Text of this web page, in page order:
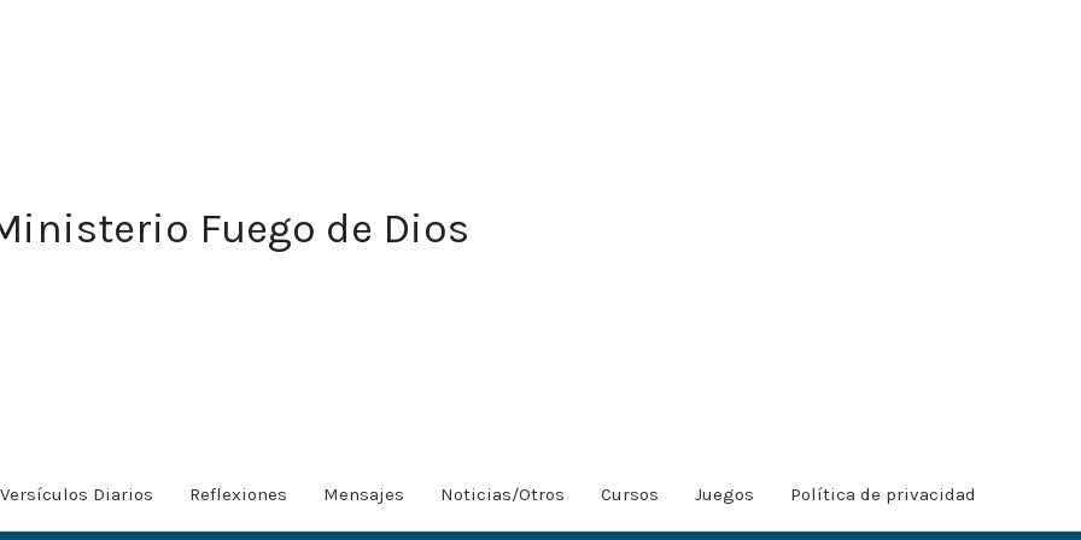
Fuego de Dios
Versículos Diarios Reflexiones Mensajes Noticias/Otros Cursos Juegos Política de privacidad